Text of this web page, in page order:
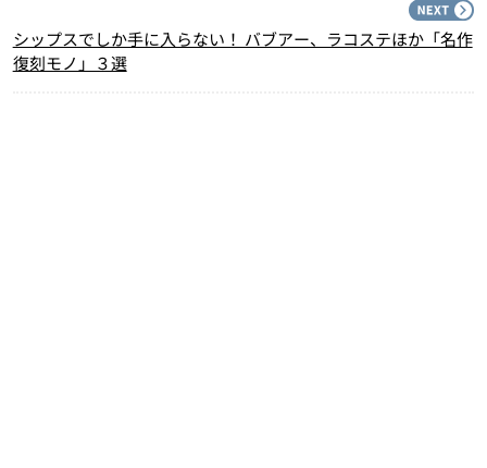
シップスでしか手に入らない！ バブアー、ラコステほか「名作
復刻モノ」３選